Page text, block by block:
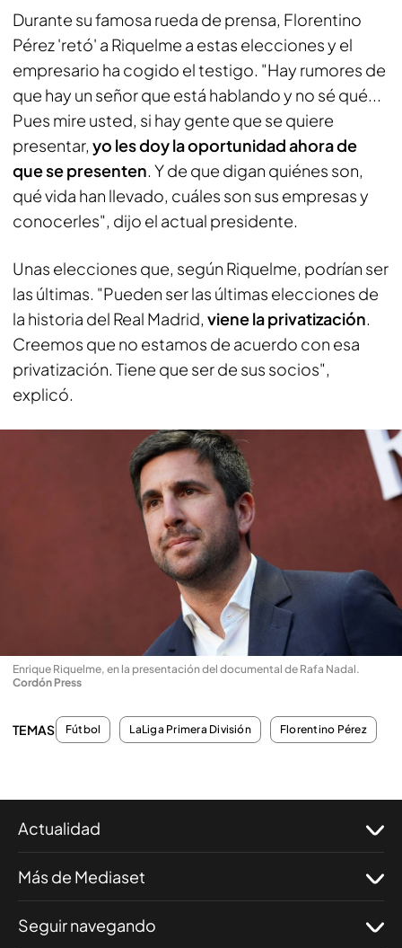
Durante su famosa rueda de prensa, Florentino
Pérez 'retó' a Riquelme a estas elecciones y el
empresario ha cogido el testigo. "Hay rumores de
que hay un señor que está hablando y no sé qué...
Pues mire usted, si hay gente que se quiere
presentar, yo les doy la oportunidad ahora de
que se presenten. Y de que digan quiénes son,
qué vida han llevado, cuáles son sus empresas y
conocerles", dijo el actual presidente.
Unas elecciones que, según Riquelme, podrían ser
las últimas. "Pueden ser las últimas elecciones de
la historia del Real Madrid, viene la privatización.
Creemos que no estamos de acuerdo con esa
privatización. Tiene que ser de sus socios",
explicó.
Enrique Riquelme, en la presentación del documental de Rafa Nadal.
Cordón Press
TEMAS Fútbol LaLiga Primera División Florentino Pérez
Actualidad
Más de Mediaset
Seguir navegando